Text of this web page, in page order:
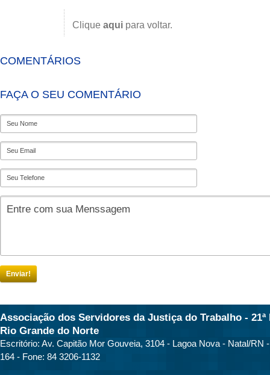
Clique aqui para voltar.
COMENTÁRIOS
FAÇA O SEU COMENTÁRIO
Enviar!
Associação dos Servidores da Justiça do Trabalho - 21ª
Rio Grande do Norte
Escritório: Av. Capitão Mor Gouveia, 3104 - Lagoa Nova - Natal/RN
164 - Fone: 84 3206-1132